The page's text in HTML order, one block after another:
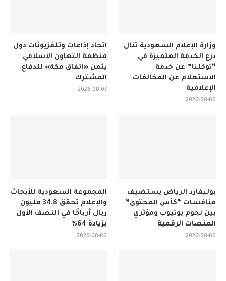
اتحاد إذاعات وتلفزيونات دول
منظمة التعاون الإسلامي
يثمن «اتفاق مكة» للدفاع
المشترك
2026-08-07
وزارة الإعلام السعودية تنال
درع الخدمة المتميزة في
“توكلنا” عن خدمة
الاستعلام عن المخالفات
الإعلامية
2026-08-06
المجموعة السعودية للأبحاث
والإعلام تحقق 34.8 مليون
ريال أرباحًا في النصف الأول
بزيادة 64%
2026-08-06
بوليفارد الرياض يستضيف
منافسات “كأس المحتوى”
بين نجوم يوتيوب ومؤثري
المنصات الرقمية
2026-08-06